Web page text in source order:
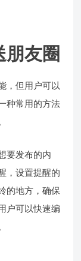
朋友圈
，但用户可以
种常用的方法
要发布的内
，设置提醒的
的地方，确保
户可以快速编